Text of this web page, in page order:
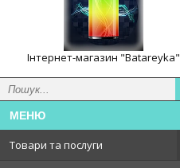
Інтернет-магазин "Batareyka"
Товари та послуги